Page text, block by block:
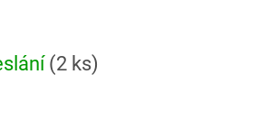
(2 ks)